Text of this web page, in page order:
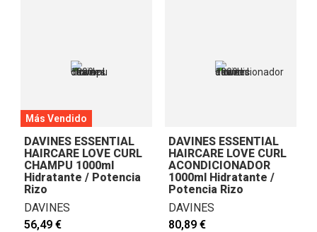
Más Vendido
DAVINES ESSENTIAL
HAIRCARE LOVE CURL
CHAMPU 1000ml
Hidratante / Potencia
Rizo
DAVINES
56,49 €
DAVINES ESSENTIAL
HAIRCARE LOVE CURL
ACONDICIONADOR
1000ml Hidratante /
Potencia Rizo
DAVINES
80,89 €